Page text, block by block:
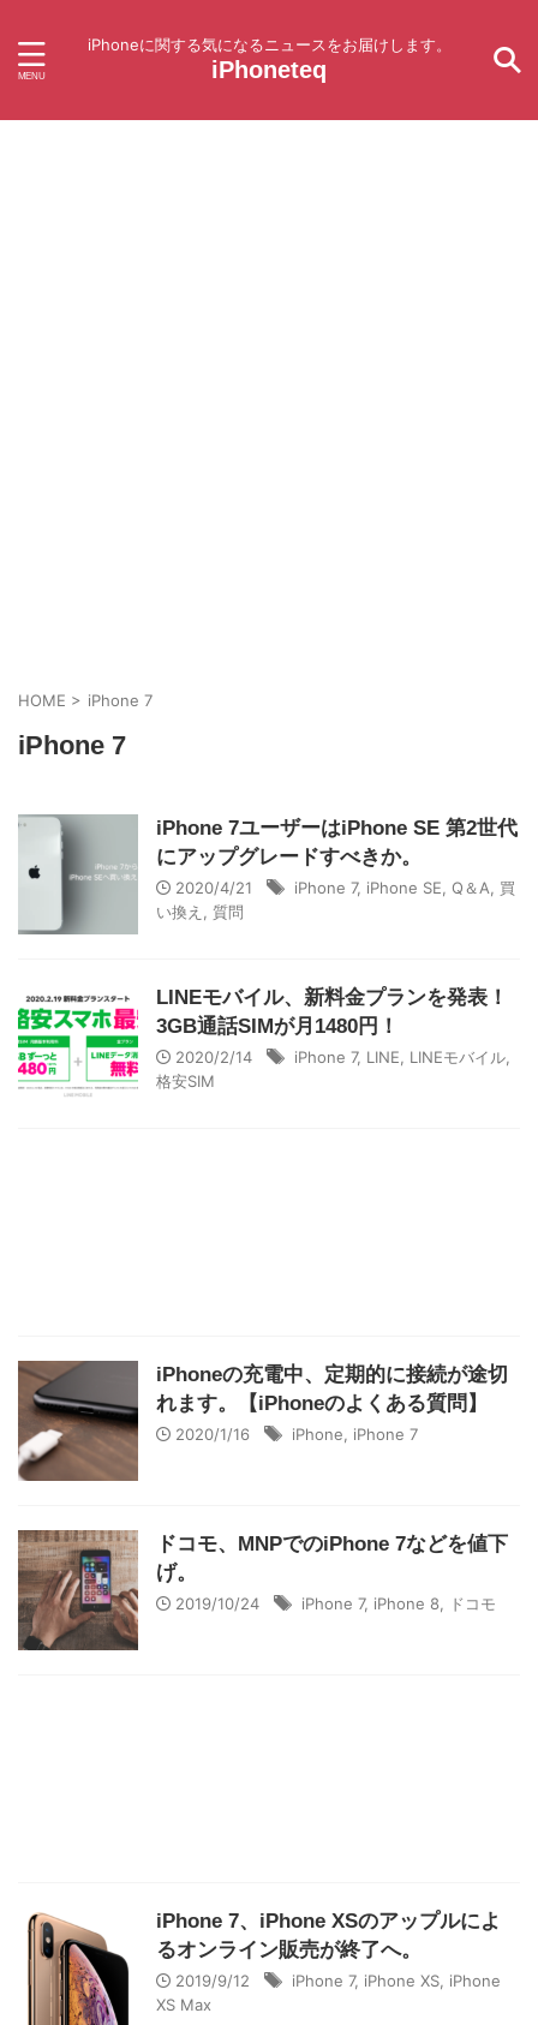
iPhoneに関する気になるニュースをお届けします。
iPhoneteq
HOME > iPhone 7
iPhone 7
iPhone 7ユーザーはiPhone SE 第2世代
にアップグレードすべきか。
2020/4/21 iPhone 7, iPhone SE Q＆A
買
い換え
質問
LINEモバイル、新料金プランを発表！
3GB通話SIMが月1480円！
2020/2/14 iPhone 7, LINE LINEモバイル
格安SIM
iPhoneの充電中、定期的に接続が途切
れます。【iPhoneのよくある質問】
2020/1/16 iPhone iPhone 7
ドコモ、MNPでのiPhone 7などを値下
げ。
2019/10/24 iPhone 7, iPhone 8 ドコモ
iPhone 7、iPhone XSのアップルによ
るオンライン販売が終了へ。
2019/9/12 iPhone 7, iPhone XS iPhone
XS Max